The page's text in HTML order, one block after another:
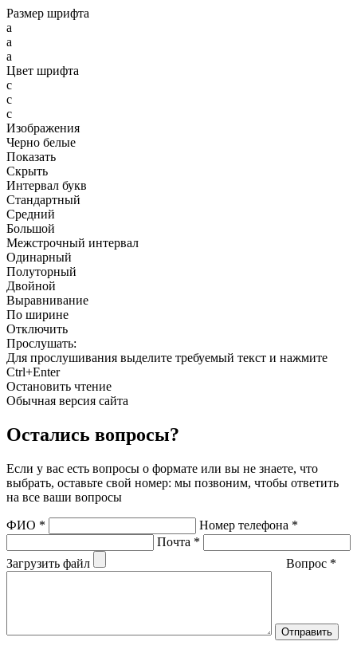
Размер шрифта
a
a
a
Цвет шрифта
c
c
c
Изображения
Черно белые
Показать
Скрыть
Интервал букв
Стандартный
Средний
Большой
Межстрочный интервал
Одинарный
Полуторный
Двойной
Выравнивание
По ширине
Отключить
Прослушать:
Для прослушивания выделите требуемый текст и нажмите
Ctrl+Enter
Остановить чтение
Обычная версия сайта
Остались вопросы?
Если у вас есть вопросы о формате или вы не знаете, что
выбрать, оставьте свой номер: мы позвоним, чтобы ответить
на все ваши вопросы
ФИО * Номер телефона *
Почта *
Загрузить файл
Вопрос *